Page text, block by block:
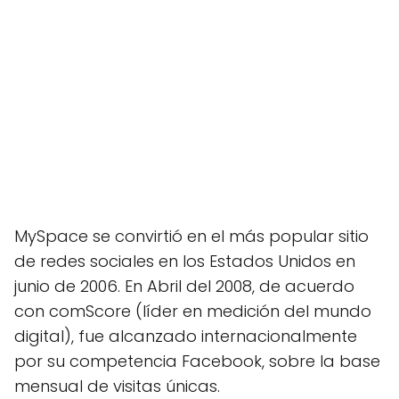
MySpace se convirtió en el más popular sitio
de redes sociales en los Estados Unidos en
junio de 2006. En Abril del 2008, de acuerdo
con comScore (líder en medición del mundo
digital), fue alcanzado internacionalmente
por su competencia Facebook, sobre la base
mensual de visitas únicas.